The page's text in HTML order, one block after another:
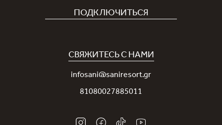
Карьера
Новости
Награды
Свадьбы
ПОДКЛЮЧИТЬСЯ
Программа лояльности Sani Rewards
СВЯЖИТЕСЬ С НАМИ
infosani@saniresort.gr
81080027885011